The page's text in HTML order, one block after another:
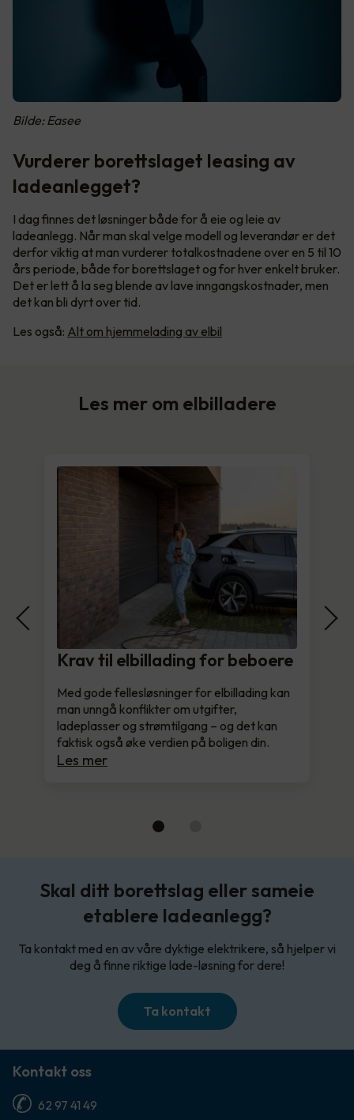
Bilde: Easee
Vurderer borettslaget leasing av
ladeanlegget?
I dag finnes det løsninger både for å eie og leie av
ladeanlegg. Når man skal velge modell og leverandør er det
derfor viktig at man vurderer totalkostnadene over en 5 til 10
års periode, både for borettslaget og for hver enkelt bruker.
Det er lett å la seg blende av lave inngangskostnader, men
det kan bli dyrt over tid.
Les også: Alt om hjemmelading av elbil
Les mer om elbilladere
Krav til elbillading for beboere
Med gode fellesløsninger for elbillading kan
man unngå konflikter om utgifter,
ladeplasser og strømtilgang – og det kan
faktisk også øke verdien på boligen din.
Les mer
Skal ditt borettslag eller sameie
etablere ladeanlegg?
Ta kontakt med en av våre dyktige elektrikere, så hjelper vi
deg å finne riktige lade-løsning for dere!
Ta kontakt
Kontakt oss
62 97 41 49